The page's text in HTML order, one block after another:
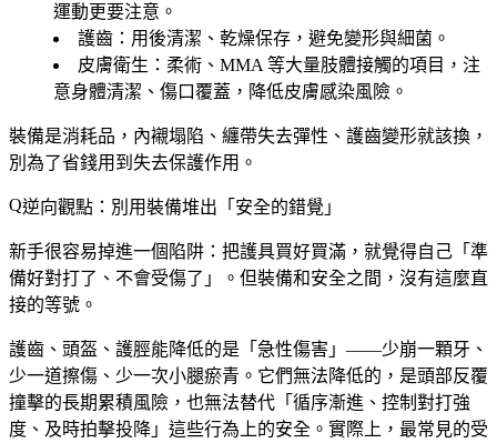
運動更要注意。
護齒 ：用後清潔、乾燥保存，避免變形與細菌。
皮膚衛生 ：柔術、MMA 等大量肢體接觸的項目，注
意身體清潔、傷口覆蓋，降低皮膚感染風險。
裝備是消耗品，內襯塌陷、纏帶失去彈性、護齒變形就該換，
別為了省錢用到失去保護作用。
逆向觀點：別用裝備堆出「安全的錯覺」
新手很容易掉進一個陷阱：把護具買好買滿，就覺得自己「準
備好對打了、不會受傷了」。但裝備和安全之間，沒有這麼直
接的等號。
護齒、頭盔、護脛能降低的是「急性傷害」——少崩一顆牙、
少一道擦傷、少一次小腿瘀青。它們無法降低的，是頭部反覆
撞擊的長期累積風險，也無法替代「循序漸進、控制對打強
度、及時拍擊投降」這些行為上的安全。實際上，最常見的受